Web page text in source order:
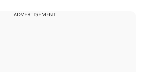
पार्थ सारथी सेन शर्मा ने बताया कि मुख्य
ADVERTISEMENT